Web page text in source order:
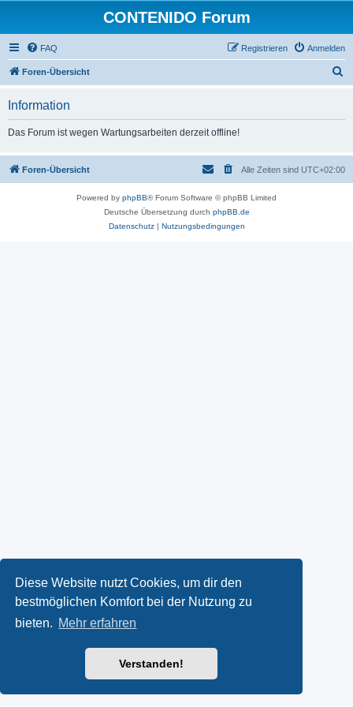
Diese Website nutzt Cookies, um dir den
bestmöglichen Komfort bei der Nutzung zu
bieten. Mehr erfahren
Verstanden!
CONTENIDO Forum
FAQ Anmelden
Registrieren
Foren-Übersicht
Information
Das Forum ist wegen Wartungsarbeiten derzeit offline!
Foren-Übersicht Alle Zeiten sind UTC+02:00
Powered by phpBB® Forum Software © phpBB Limited
Deutsche Übersetzung durch phpBB.de
Datenschutz| Nutzungsbedingungen